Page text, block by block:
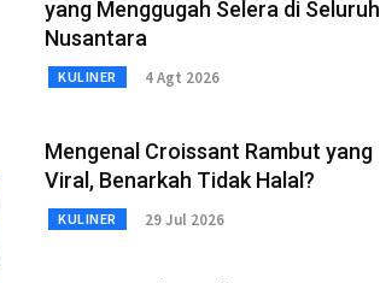
yang Menggugah Selera di Seluruh
Nusantara
KULINER 4 Agt 2026
Mengenal Croissant Rambut yang
Viral, Benarkah Tidak Halal?
KULINER 29 Jul 2026